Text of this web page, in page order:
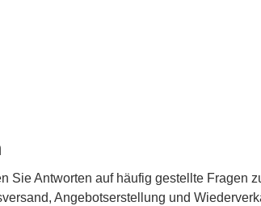
Sie Antworten auf häufig gestellte Fragen
Angebotserstellung und